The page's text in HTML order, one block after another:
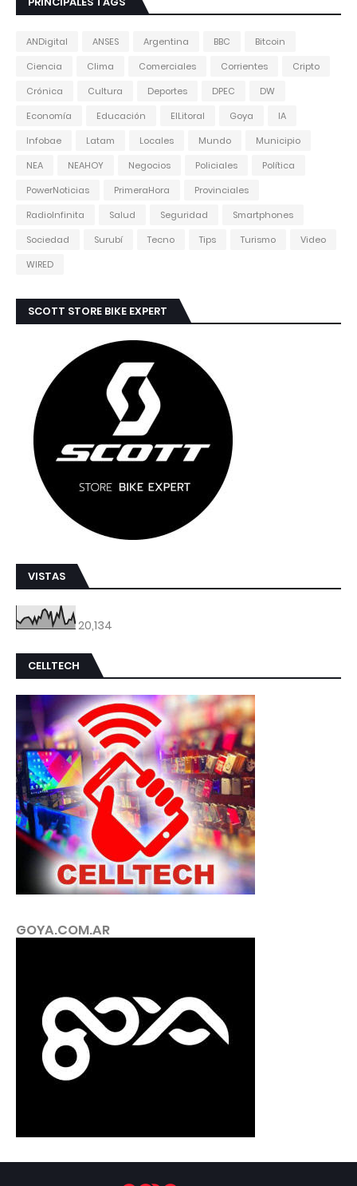
ANDigital ANSES Argentina BBC
Bitcoin
Ciencia
Clima Comerciales Corrientes
Cripto
Crónica
Cultura Deportes DPEC
DW
Economía
Educación ElLitoral Goya
IA
Infobae
Latam Locales Mundo
Municipio
NEA
NEAHOY Negocios Policiales
Política
PowerNoticias
PrimeraHora
Provinciales
RadioInfinita
Salud Seguridad
Smartphones
Sociedad
Surubí Tecno Tips Turismo
Video
WIRED
SCOTT STORE BIKE EXPERT
VISTAS
20,134
CELLTECH
GOYA.COM.AR